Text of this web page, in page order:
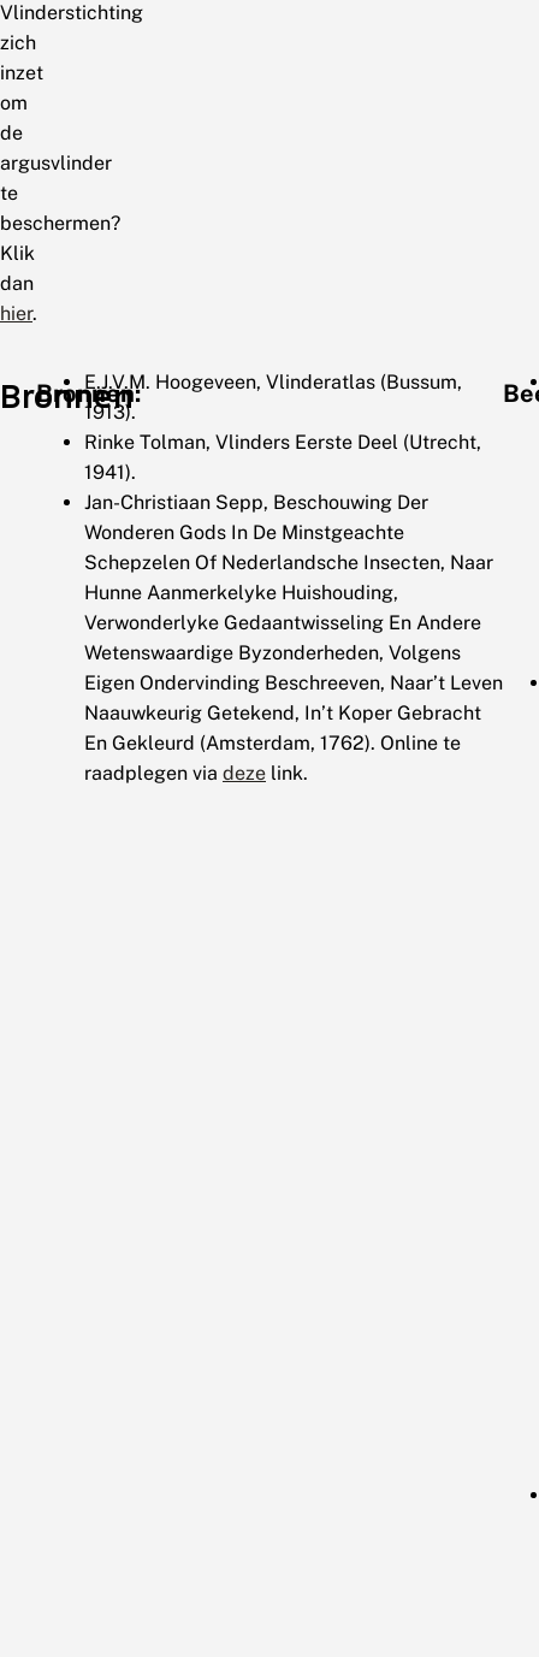
Vlinderstichting
zich
inzet
om
de
argusvlinder
te
beschermen?
Klik
dan
hier.
Bronnen
Bronnen:
E.J.V.M. Hoogeveen, Vlinderatlas (Bussum,
1913).
Rinke Tolman, Vlinders Eerste Deel (Utrecht,
1941).
Jan-Christiaan Sepp, Beschouwing Der
Wonderen Gods In De Minstgeachte
Schepzelen Of Nederlandsche Insecten, Naar
Hunne Aanmerkelyke Huishouding,
Verwonderlyke Gedaantwisseling En Andere
Wetenswaardige Byzonderheden, Volgens
Eigen Ondervinding Beschreeven, Naar’t Leven
Naauwkeurig Getekend, In’t Koper Gebracht
En Gekleurd (Amsterdam, 1762). Online te
raadplegen via deze link.